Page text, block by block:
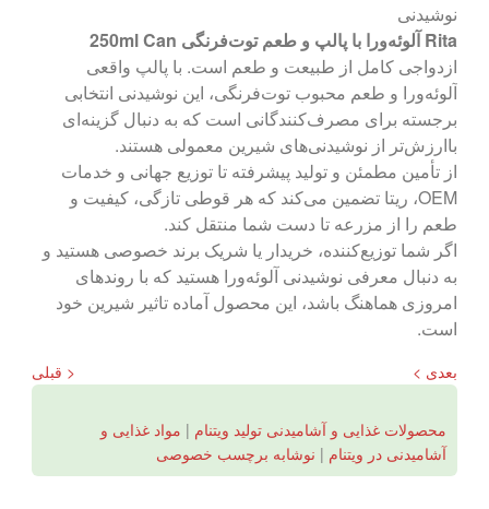
نوشیدنی
Rita آلوئه‌ورا با پالپ و طعم توت‌فرنگی 250ml Can
ازدواجی کامل از طبیعت و طعم است. با پالپ واقعی
آلوئه‌ورا و طعم محبوب توت‌فرنگی، این نوشیدنی انتخابی
برجسته برای مصرف‌کنندگانی است که به دنبال گزینه‌ای
باارزش‌تر از نوشیدنی‌های شیرین معمولی هستند.
از تأمین مطمئن و تولید پیشرفته تا توزیع جهانی و خدمات
OEM، ریتا تضمین می‌کند که هر قوطی تازگی، کیفیت و
طعم را از مزرعه تا دست شما منتقل کند.
اگر شما توزیع‌کننده، خریدار یا شریک برند خصوصی هستید و
به دنبال معرفی نوشیدنی آلوئه‌ورا هستید که با روندهای
امروزی هماهنگ باشد، این محصول آماده تاثیر شیرین خود
است.
< قبلی بعدی >
محصولات غذایی و آشامیدنی تولید ویتنام | مواد غذایی و
آشامیدنی در ویتنام | نوشابه برچسب خصوصی